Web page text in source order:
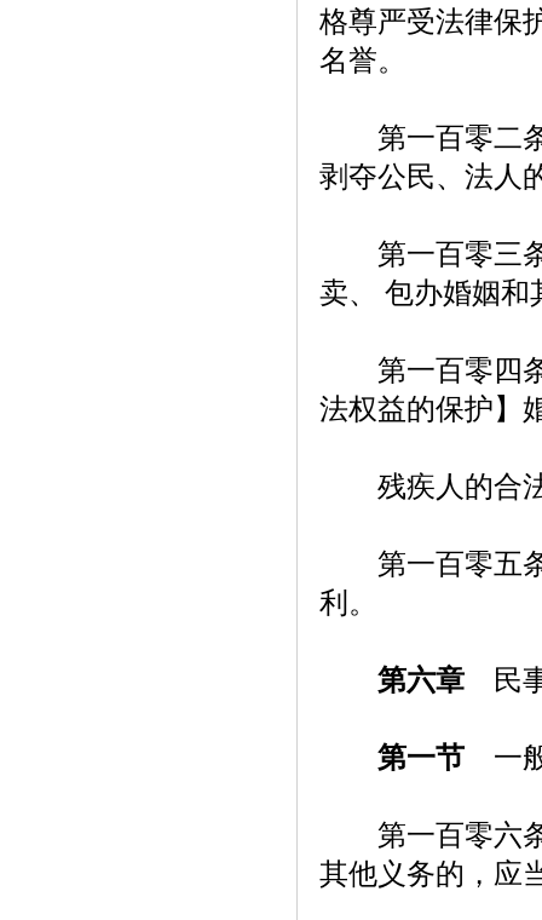
格尊严受法律保
名誉。
第一百零二条
剥夺公民、法人
第一百零三条
卖、 包办婚姻和
第一百零四条
法权益的保护】
残疾人的合法
第一百零五条
利。
第六章 民
第一节 一
第一百零六条
其他义务的，应